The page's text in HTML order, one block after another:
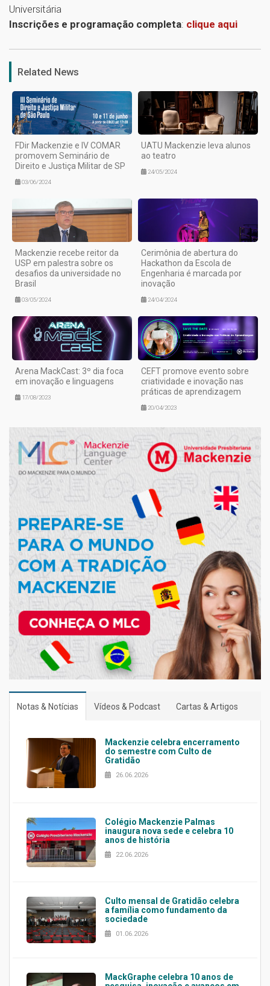
Universitária
Inscrições e programação completa: clique aqui
1
Related News
FDir Mackenzie e IV COMAR
promovem Seminário de
Direito e Justiça Militar de SP
03/06/2024
UATU Mackenzie leva alunos
ao teatro
24/05/2024
Mackenzie recebe reitor da
USP em palestra sobre os
desafios da universidade no
Brasil
03/05/2024
Cerimônia de abertura do
Hackathon da Escola de
Engenharia é marcada por
inovação
24/04/2024
Arena MackCast: 3º dia foca
em inovação e linguagens
17/08/2023
CEFT promove evento sobre
criatividade e inovação nas
práticas de aprendizagem
20/04/2023
Notas & Notícias Vídeos & Podcast Cartas & Artigos
Mackenzie celebra encerramento
do semestre com Culto de
Gratidão
26.06.2026
Colégio Mackenzie Palmas
inaugura nova sede e celebra 10
anos de história
22.06.2026
Culto mensal de Gratidão celebra
a família como fundamento da
sociedade
01.06.2026
MackGraphe celebra 10 anos de